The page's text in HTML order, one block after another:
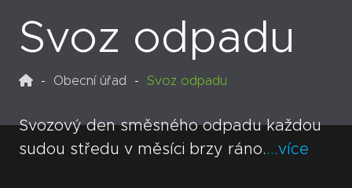
Svoz odpadu
Obecní úřad Svoz odpadu
Svozový den směsného odpadu každou
sudou středu v měsíci brzy ráno. ...více